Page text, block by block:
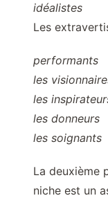
idéalistes
Les
performants
les
les
les donneurs
les soignants
La deuxième
niche est un